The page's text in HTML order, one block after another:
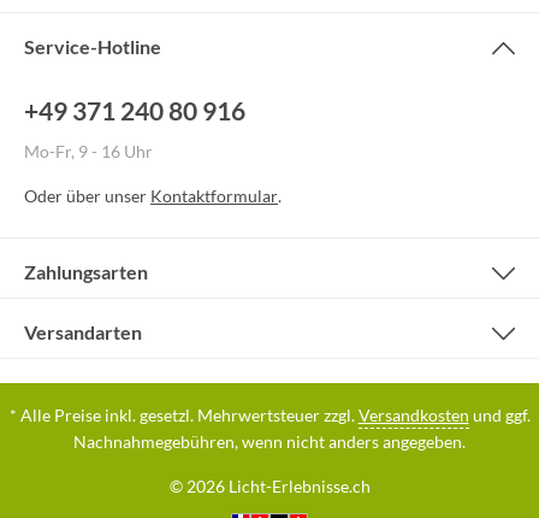
Service-Hotline
+49 371 240 80 916
Mo-Fr, 9 - 16 Uhr
Oder über unser Kontaktformular.
Zahlungsarten
Versandarten
* Alle Preise inkl. gesetzl. Mehrwertsteuer zzgl.Versandkosten und ggf.
Nachnahmegebühren, wenn nicht anders angegeben.
© 2026 Licht-Erlebnisse.ch